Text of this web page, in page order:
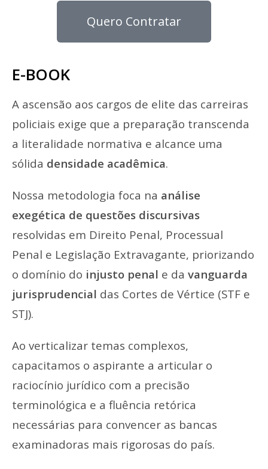
Quero Contratar
E-BOOK
A ascensão aos cargos de elite das carreiras
policiais exige que a preparação transcenda
a literalidade normativa e alcance uma
sólida densidade acadêmica.
Nossa metodologia foca na análise
exegética de questões discursivas
resolvidas em Direito Penal, Processual
Penal e Legislação Extravagante, priorizando
o domínio do injusto penal e da vanguarda
jurisprudencial das Cortes de Vértice (STF e
STJ).
Ao verticalizar temas complexos,
capacitamos o aspirante a articular o
raciocínio jurídico com a precisão
terminológica e a fluência retórica
necessárias para convencer as bancas
examinadoras mais rigorosas do país.